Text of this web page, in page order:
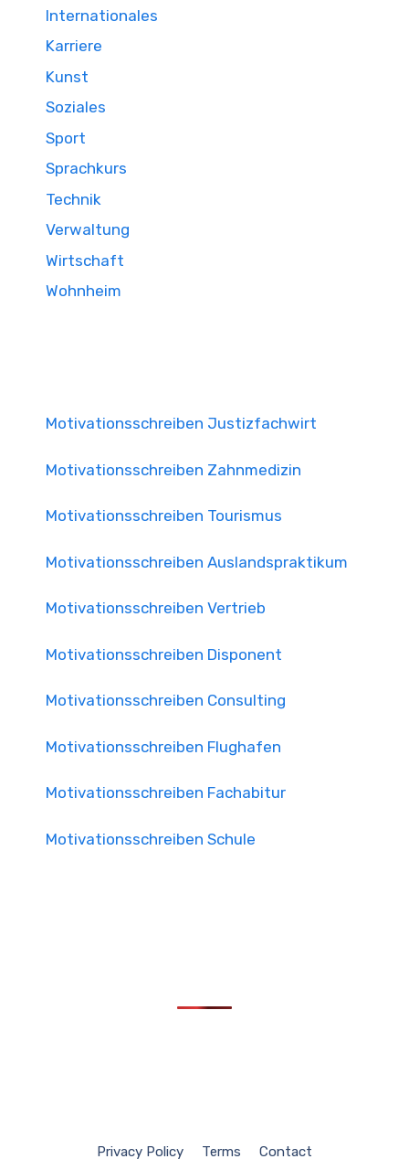
Internationales
Karriere
Kunst
Soziales
Sport
Sprachkurs
Technik
Verwaltung
Wirtschaft
Wohnheim
Motivationsschreiben Justizfachwirt
Motivationsschreiben Zahnmedizin
Motivationsschreiben Tourismus
Motivationsschreiben Auslandspraktikum
Motivationsschreiben Vertrieb
Motivationsschreiben Disponent
Motivationsschreiben Consulting
Motivationsschreiben Flughafen
Motivationsschreiben Fachabitur
Motivationsschreiben Schule
Privacy Policy Terms Contact